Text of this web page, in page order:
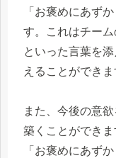
「お褒めにあず
す。これはチーム
といった言葉を
えることができま
また、今後の意
築くことができま
「お褒めにあず